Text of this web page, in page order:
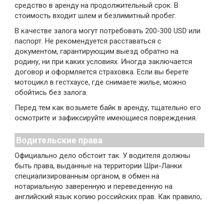
средство в аренду на продолжительный срок. В
стоимость входит шлем и безлимитный пробег.
В качестве залога могут потребовать 200-300 USD или
паспорт. Не рекомендуется расставаться с
документом, гарантирующим выезд обратно на
родину, ни при каких условиях. Иногда заключается
договор и оформляется страховка. Если вы берете
мотоцикл в гестхаусе, где снимаете жилье, можно
обойтись без залога.
Перед тем как возьмете байк в аренду, тщательно его
осмотрите и зафиксируйте имеющиеся повреждения.
Водительские права
Официально дело обстоит так. У водителя должны
быть права, выданные на территории Шри-Ланки
специализированным органом, в обмен на
нотариальную заверенную и переведенную на
английский язык копию российских прав. Как правило,